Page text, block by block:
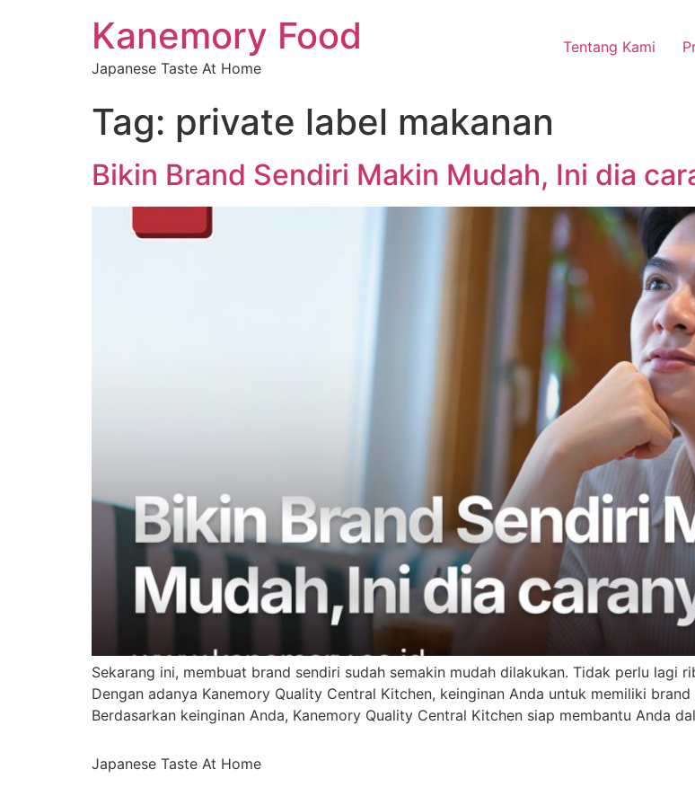
Kanemory Food
Japanese Taste At Home
Tentang Kami
Tag: private label makanan
Bikin Brand Sendiri Makin Mudah, Ini dia
Sekarang ini, membuat brand sendiri sudah semakin mudah dilakukan. Tidak perlu lagi
Dengan adanya Kanemory Quality Central Kitchen, keinginan Anda untuk memiliki
Berdasarkan keinginan Anda, Kanemory Quality Central Kitchen siap membantu Anda
Japanese Taste At Home